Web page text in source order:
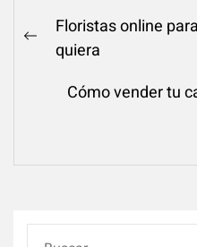
Navegación
dePrevious
Floristas online
quiera
Cómo vender tu